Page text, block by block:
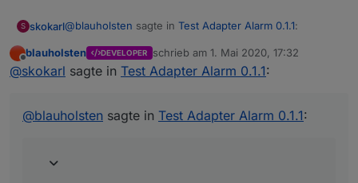
S skokarl@blauholsten sagte in Test Adapter Alarm 0.1.1:
Natürlich darf man das, eher im Gegenteil, ist
jedoch mein bestes.
Ich hätte nicht viele Alarm Kontakte, aber vielleicht doch
Offline
blauholsten DEVELOPER schrieb am 1. Mai 2020, 17:32
zuletzt editiert von
@skokarl sagte in Test Adapter Alarm 0.1.1:
@blauholsten sagte in Test Adapter Alarm 0.1.1: